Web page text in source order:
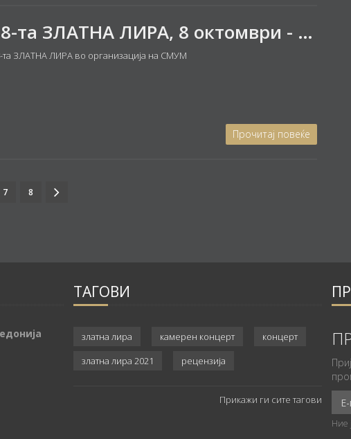
18-та ЗЛАТНА ЛИРА, 8 октомври - 3 ноември 2024
та ЗЛАТНА ЛИРА во организација на СМУМ
Прочитај повеќе
7 8
ТАГОВИ
златна лира камерен концерт
концерт
златна лира 2021
рецензија
Прикажи ги сите тагови
Ние